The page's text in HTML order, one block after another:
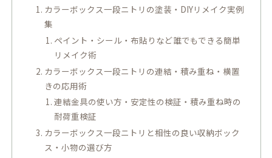
カラーボックス一段ニトリの塗装・DIYリメイク実例
集
ペイント・シール・布貼りなど誰でもできる簡単
リメイク術
カラーボックス一段ニトリの連結・積み重ね・横置
きの応用術
連結金具の使い方・安定性の検証・積み重ね時の
耐荷重検証
カラーボックス一段ニトリと相性の良い収納ボック
ス・小物の選び方